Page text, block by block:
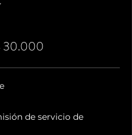
30.000
de servicio de